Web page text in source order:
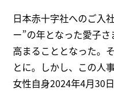
日本赤十字社へのご入
ー”の年となった愛子
高まることとなった。
とに。しかし、この人
女性自身2024年4月30